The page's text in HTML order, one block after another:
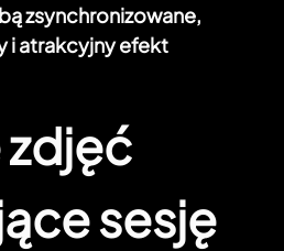
zsynchronizowane,
i atrakcyjny efekt
zdjęć
sesję